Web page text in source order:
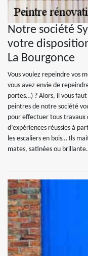
Notre société
votre
La Bourgonce
Vous voulez repeindre vos
vous avez envie de
portes…) ? Alors, il vous
peintres de notre société
pour effectuer tous travaux
d’expériences réussies à
les escaliers en bois… Ils
mates, satinées ou